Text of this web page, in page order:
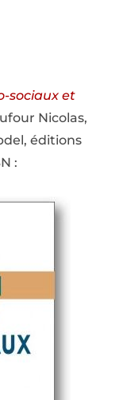
sociaux et
Nicolas,
éditions
: